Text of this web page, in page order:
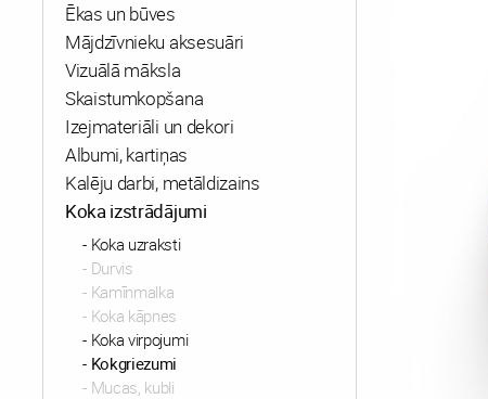
Ēkas un būves
Mājdzīvnieku aksesuāri
Vizuālā māksla
Skaistumkopšana
Izejmateriāli un dekori
Albumi, kartiņas
Kalēju darbi, metāldizains
Koka izstrādājumi
Koka uzraksti
Durvis
Kamīnmalka
Koka kāpnes
Koka virpojumi
Kokgriezumi
Mucas, kubli